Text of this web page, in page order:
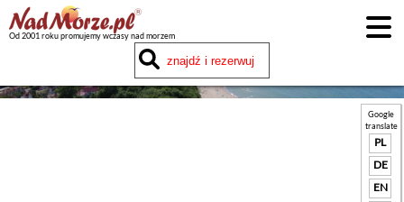
Od 2001 roku promujemy wczasy nad morzem
Google
translate
PL
DE
EN